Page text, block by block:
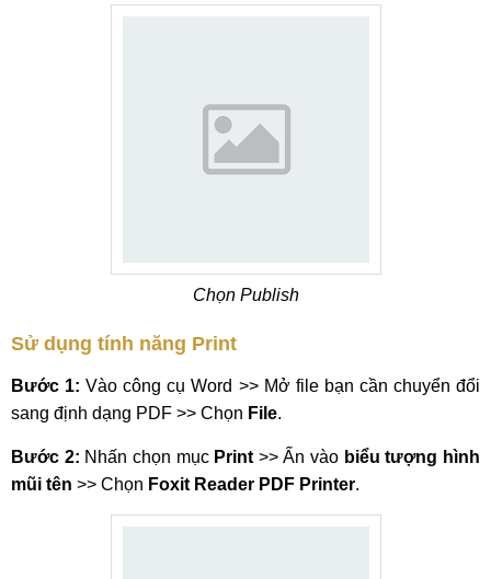
Chọn Publish
Sử dụng tính năng Print
Bước 1: Vào công cụ Word >> Mở file bạn cần chuyển đổi
sang định dạng PDF >> Chọn File.
Bước 2: Nhấn chọn mục Print >> Ấn vào biểu tượng hình
mũi tên >> Chọn Foxit Reader PDF Printer.